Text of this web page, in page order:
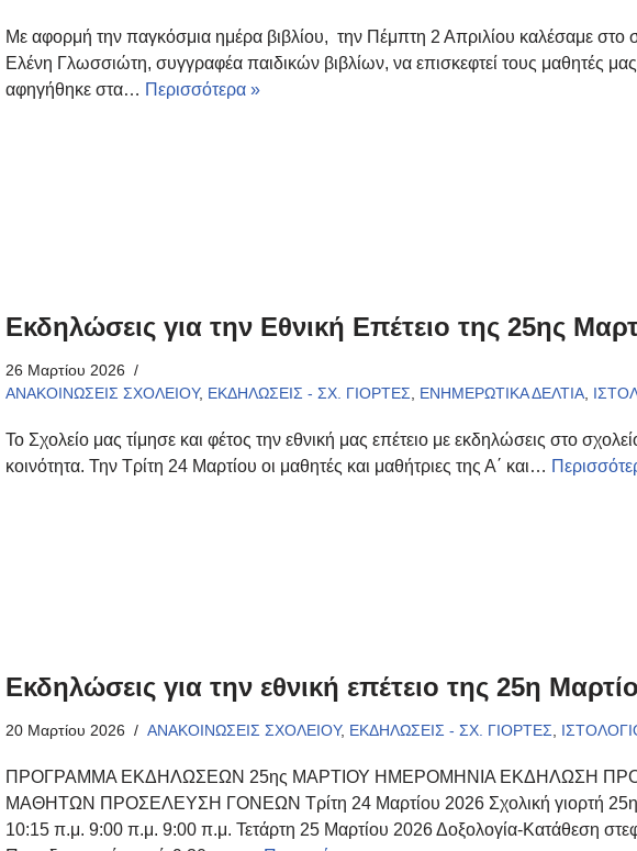
Με αφορμή την παγκόσμια ημέρα βιβλίου, την Πέμπτη 2 Απριλίου καλέσαμε στο
Ελένη Γλωσσιώτη, συγγραφέα παιδικών βιβλίων, να επισκεφτεί τους μαθητές
αφηγήθηκε στα… Περισσότερα »
Εκδηλώσεις για την Εθνική Επέτειο της 25ης
26 Μαρτίου 2026
ΑΝΑΚΟΙΝΩΣΕΙΣ ΣΧΟΛΕΙΟΥ, ΕΚΔΗΛΩΣΕΙΣ - ΣΧ. ΓΙΟΡΤΕΣ ΕΝΗΜΕΡΩΤΙΚΑ ΔΕΛΤΙΑ
Το Σχολείο μας τίμησε και φέτος την εθνική μας επέτειο με εκδηλώσεις στο
κοινότητα. Την Τρίτη 24 Μαρτίου οι μαθητές και μαθήτριες της Α΄ και…
Εκδηλώσεις για την εθνική επέτειο της 25η
20 Μαρτίου 2026 ΑΝΑΚΟΙΝΩΣΕΙΣ ΣΧΟΛΕΙΟΥ, ΕΚΔΗΛΩΣΕΙΣ - ΣΧ. ΓΙΟΡΤΕΣ
ΠΡΟΓΡΑΜΜΑ ΕΚΔΗΛΩΣΕΩΝ 25ης ΜΑΡΤΙΟΥ ΗΜΕΡΟΜΗΝΙΑ ΕΚΔΗΛΩΣΗ
ΜΑΘΗΤΩΝ ΠΡΟΣΕΛΕΥΣΗ ΓΟΝΕΩΝ Τρίτη 24 Μαρτίου 2026 Σχολική γιορτή
10:15 π.μ. 9:00 π.μ. 9:00 π.μ. Τετάρτη 25 Μαρτίου 2026 Δοξολογία-Κατάθεση